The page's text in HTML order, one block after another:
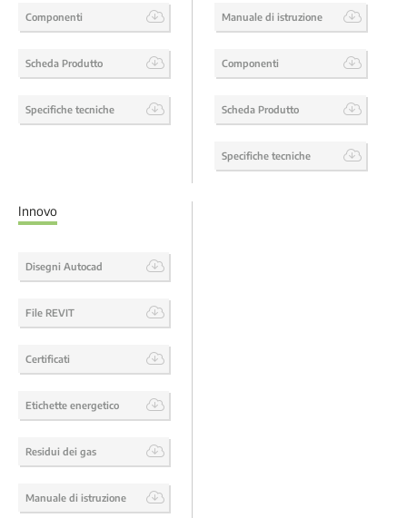
Componenti
Scheda Produtto
Specifiche tecniche
Manuale di istruzione
Componenti
Scheda Produtto
Specifiche tecniche
Innovo
Disegni Autocad
File REVIT
Certificati
Etichette energetico
Residui dei gas
Manuale di istruzione